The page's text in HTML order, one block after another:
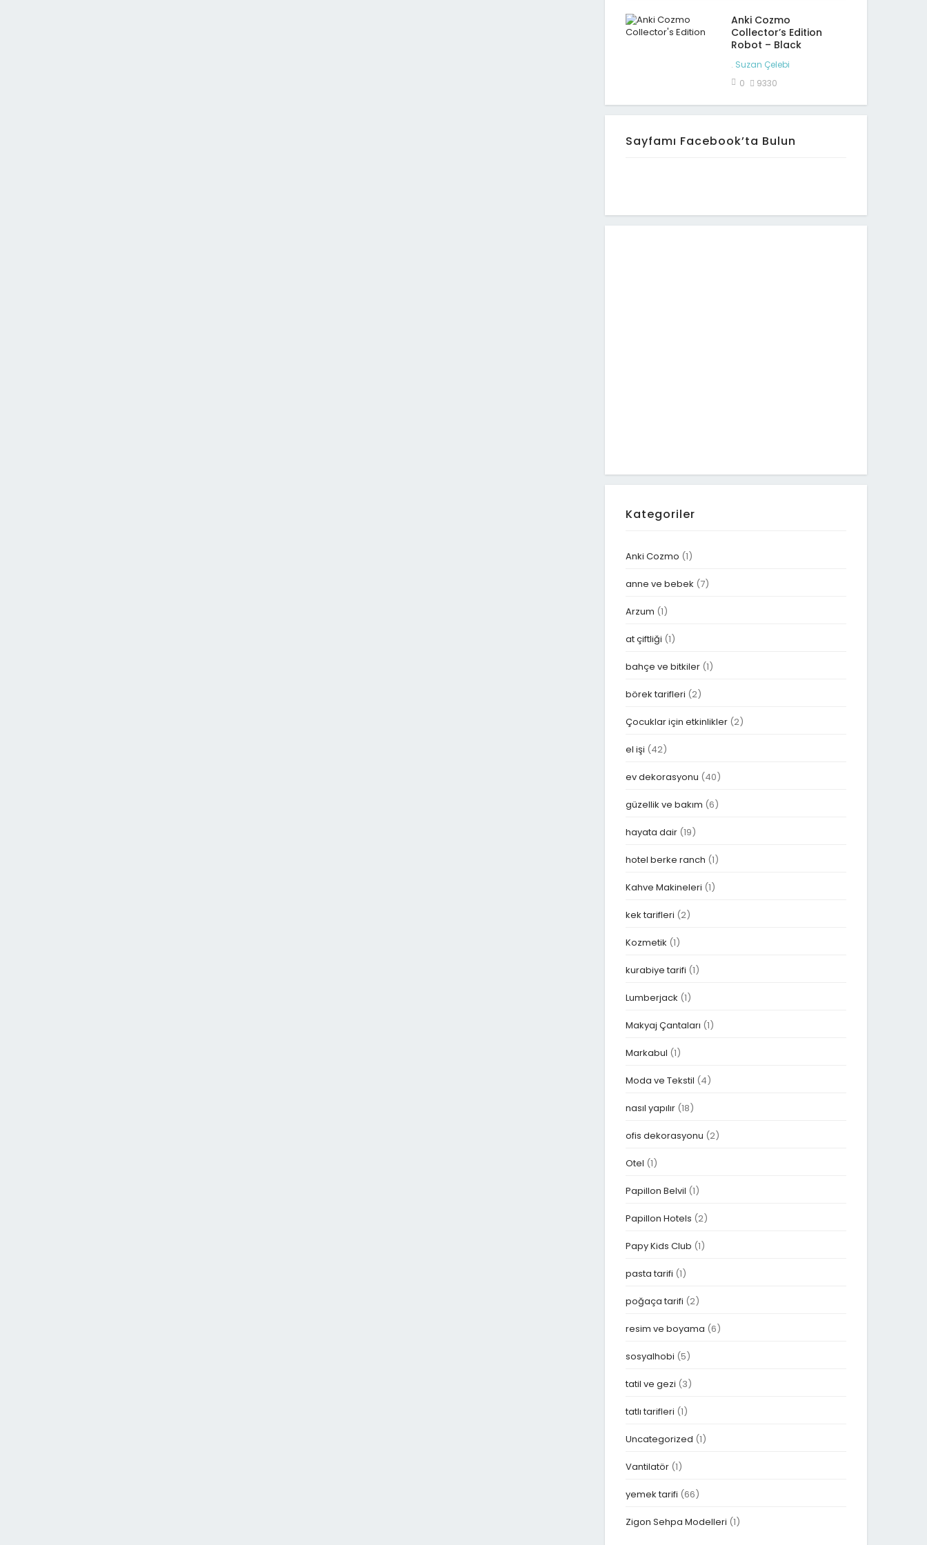
Anki Cozmo
Collector’s Edition
Robot – Black
. Suzan Çelebi
0
9330
Sayfamı Facebook’ta Bulun
Kategoriler
Anki Cozmo (1)
anne ve bebek (7)
Arzum (1)
at çiftliği (1)
bahçe ve bitkiler (1)
börek tarifleri (2)
Çocuklar için etkinlikler (2)
el işi (42)
ev dekorasyonu (40)
güzellik ve bakım (6)
hayata dair (19)
hotel berke ranch (1)
Kahve Makineleri (1)
kek tarifleri (2)
Kozmetik (1)
kurabiye tarifi (1)
Lumberjack (1)
Makyaj Çantaları (1)
Markabul (1)
Moda ve Tekstil (4)
nasıl yapılır (18)
ofis dekorasyonu (2)
Otel (1)
Papillon Belvil (1)
Papillon Hotels (2)
Papy Kids Club (1)
pasta tarifi (1)
poğaça tarifi (2)
resim ve boyama (6)
sosyalhobi (5)
tatil ve gezi (3)
tatlı tarifleri (1)
Uncategorized (1)
Vantilatör (1)
yemek tarifi (66)
Zigon Sehpa Modelleri (1)